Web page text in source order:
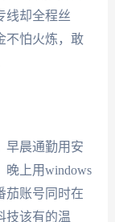
线却全程丝
不怕火炼，敢
早晨通勤用安
晚上用windows
账号同时在
技该有的温